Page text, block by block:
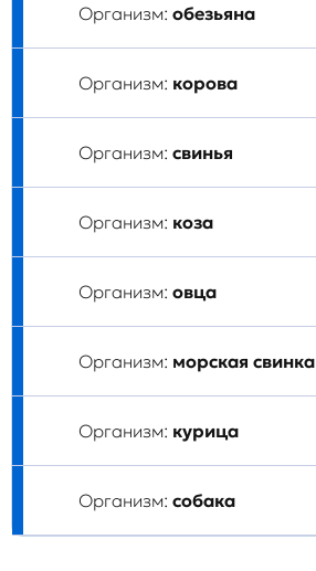
Организм: обезьяна
Организм: корова
Организм: свинья
Организм: коза
Организм: овца
Организм: морская свинка
Организм: курица
Организм: собака